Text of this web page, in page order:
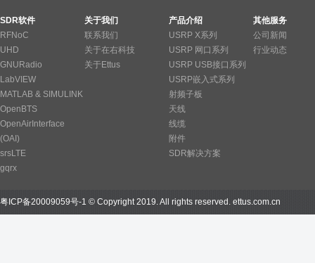
SDR软件
RFNoC
UHD
GNURadio
LabVIEW
MATLAB & SIMULINK
OpenBTS
OpenAirInterface
(OAI)
srsLTE
gqrx
关于我们
联系我们
关于在右科技
关于Ettus
产品介绍
USRP X系列
USRP 网口系列
USRP USB接口系列
USRP嵌入式系列
射频子板
天线
线缆
附件
SDR解决方案
其他服务
公司新闻
行业动态
粤ICP备20009059号-1 © Copyright 2019. All rights reserved. ettus.com.cn